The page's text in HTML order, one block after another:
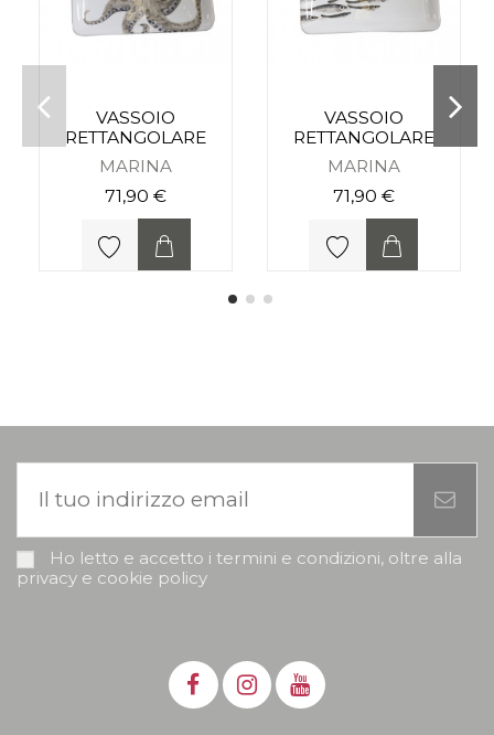
VASSOIO
RETTANGOLARE
MARINA
71,90 €
VASSOIO
RETTANGOLARE
MARINA
71,90 €
Ho letto e accetto i termini e condizioni, oltre alla
privacy e cookie policy